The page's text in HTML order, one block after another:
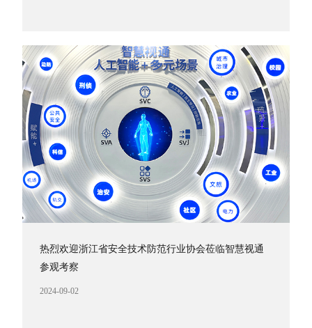
热烈欢迎浙江省安全技术防范行业协会莅临智慧视通
参观考察
2024-09-02